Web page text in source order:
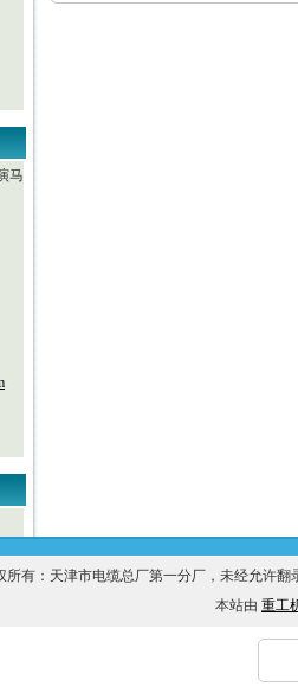
马
所有：天津市电缆总厂第一分厂，未经允许
本站由 重工